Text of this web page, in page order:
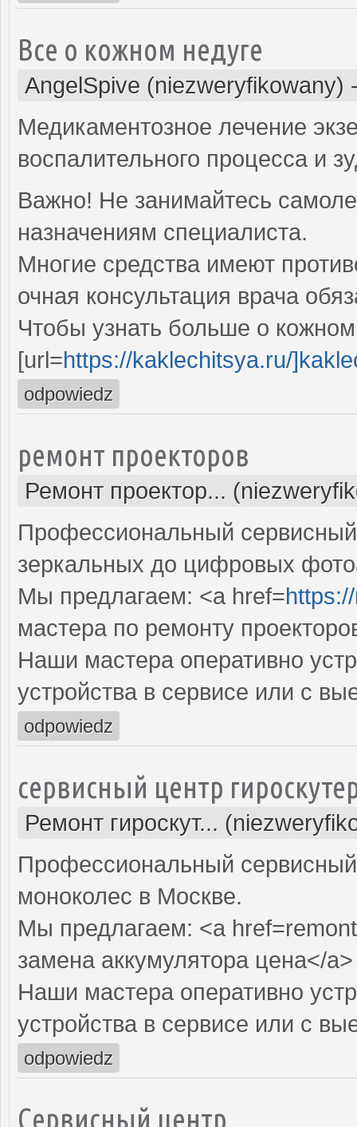
Все о кожном недуге
AngelSpive (niezweryfikowany)
Медикаментозное лечение
воспалительного процесса и
Важно! Не занимайтесь
назначениям специалиста.
Многие средства имеют
очная консультация врача
Чтобы узнать больше о
[url=https://kaklechitsya.ru/
odpowiedz
ремонт проекторов
Ремонт проектор...
Профессиональный
зеркальных до цифровых
Мы предлагаем: <a href=
мастера по ремонту
Наши мастера оперативно
устройства в сервисе или с
odpowiedz
сервисный центр
Ремонт гироскут...
Профессиональный сервисный
моноколес в Москве.
Мы предлагаем: <a
замена аккумулятора цена</a>
Наши мастера оперативно
устройства в сервисе или с
odpowiedz
Сервисный центр